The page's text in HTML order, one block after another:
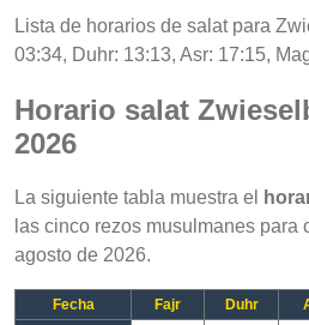
Lista de horarios de salat para
03:34, Duhr: 13:13, Asr: 17:15,
Horario salat
2026
La siguiente tabla muestra el
las cinco rezos musulmanes para
agosto de 2026.
Fecha Fajr Duhr